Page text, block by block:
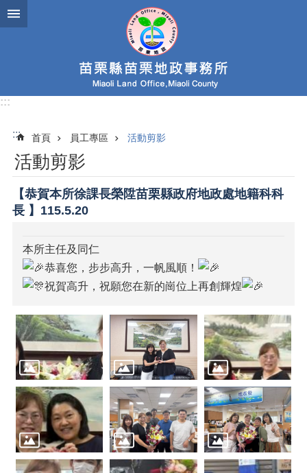
跳到主要內容區塊
:::
::: 首頁 員工專區 活動剪影
活動剪影
【恭賀本所徐課長榮陞苗栗縣政府地政處地籍科科
長 】115.5.20
本所主任及同仁
恭喜您，步步高升，一帆風順！
祝賀高升，祝願您在新的崗位上再創輝煌